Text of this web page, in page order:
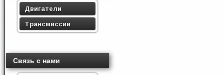
Двигатели
Трансмиссии
Связь с нами